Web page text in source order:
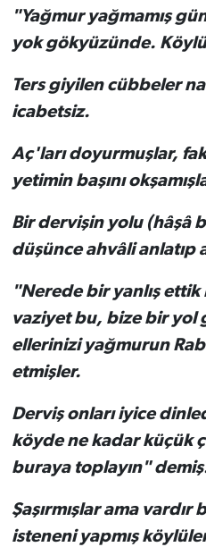
"Yağmur yağmamış
yok gökyüzünde.
Ters giyilen cübbeler
icabetsiz.
Aç'ları doyurmuşlar,
yetimin başını
Bir dervişin yolu (hâşâ
düşünce ahvâli anlatıp
"Nerede bir yanlış
vaziyet bu, bize bir yol
ellerinizi yağmurun
etmişler.
Derviş onları iyice
köyde ne kadar küçük
buraya toplayın"
Şaşırmışlar ama
isteneni yapmış